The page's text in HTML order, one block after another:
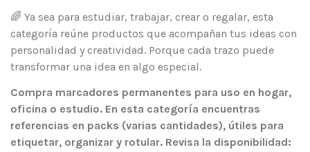
🌈 Ya sea para estudiar, trabajar, crear o regalar, esta
categoría reúne productos que acompañan tus ideas con
personalidad y creatividad. Porque cada trazo puede
transformar una idea en algo especial.
Compra marcadores permanentes para uso en hogar,
oficina o estudio. En esta categoría encuentras
referencias en packs (varias cantidades), útiles para
etiquetar, organizar y rotular. Revisa la disponibilidad: